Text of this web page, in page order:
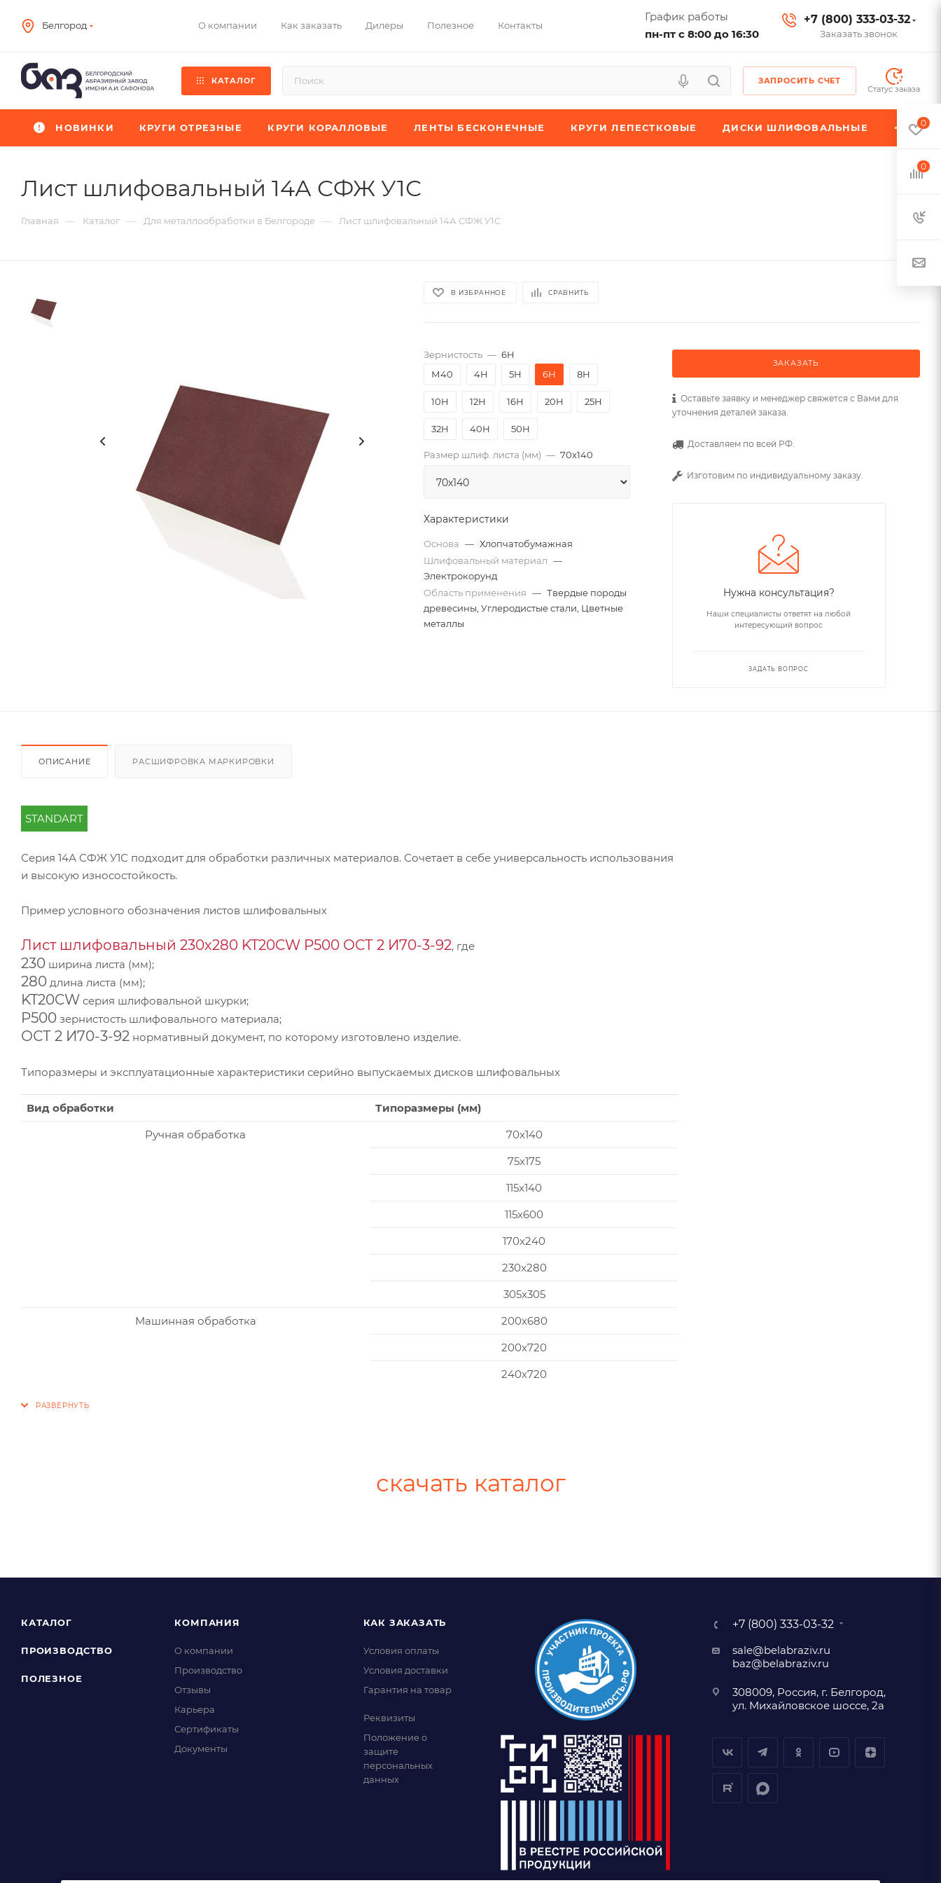
Белгород О компании Как заказать Дилеры Полезное Контакты
График работы
пн-пт с 8:00 до 16:30
+7 (800) 333-03-32
Заказать звонок
КАТАЛОГ
ЗАПРОСИТЬ СЧЕТ
Статус заказа
НОВИНКИ КРУГИ ОТРЕЗНЫЕ КРУГИ КОРАЛЛОВЫЕ ЛЕНТЫ БЕСКОНЕЧНЫЕ КРУГИ ЛЕПЕСТКОВЫЕ ДИСКИ ШЛИФОВАЛЬНЫЕ
Лист шлифовальный 14А СФЖ У1С
Главная — Каталог — Для металлообработки в Белгороде — Лист шлифовальный 14А СФЖ У1С
В ИЗБРАННОЕ СРАВНИТЬ
Зернистость — 6Н
М40
4Н 5Н 6Н 8Н
10Н 12Н 16Н 20Н 25Н
32Н 40Н 50Н
Размер шлиф. листа (мм) — 70х140
Характеристики
Основа — Хлопчатобумажная
Шлифовальный материал —
Электрокорунд
Область применения — Твердые породы
древесины, Углеродистые стали, Цветные
металлы
ЗАКАЗАТЬ
Оставьте заявку и менеджер свяжется с Вами для
уточнения деталей заказа.
Доставляем по всей РФ.
Изготовим по индивидуальному заказу.
Нужна консультация?
Наши специалисты ответят на любой
интересующий вопрос
ЗАДАТЬ ВОПРОС
ОПИСАНИЕ РАСШИФРОВКА МАРКИРОВКИ
STANDART
Серия 14А СФЖ У1С подходит для обработки различных материалов. Сочетает в себе универсальность использования
и высокую износостойкость.
Пример условного обозначения листов шлифовальных
Лист шлифовальный 230х280 KT20CW P500 ОСТ 2 И70-3-92, где
230 ширина листа (мм);
280 длина листа (мм);
KT20CW серия шлифовальной шкурки;
P500 зернистость шлифовального материала;
ОСТ 2 И70-3-92 нормативный документ, по которому изготовлено изделие.
Типоразмеры и эксплуатационные характеристики серийно выпускаемых дисков шлифовальных
Вид обработки
Типоразмеры (мм)
Ручная обработка
70x140
75x175
115x140
115x600
170x240
230x280
305x305
Машинная обработка
200х680
200х720
240х720
скачать каталог
КАТАЛОГ
ПРОИЗВОДСТВО
ПОЛЕЗНОЕ
КОМПАНИЯ
О компании
Производство
Отзывы
Карьера
Сертификаты
Документы
КАК ЗАКАЗАТЬ
Условия оплаты
Условия доставки
Гарантия на товар
Реквизиты
Положение о
защите
персональных
данных
+7 (800) 333-03-32
sale@belabraziv.ru
baz@belabraziv.ru
308009, Россия, г. Белгород,
ул. Михайловское шоссе, 2а
0
0